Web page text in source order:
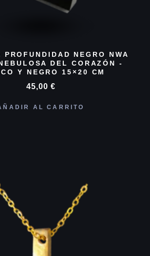
PROFUNDIDAD NEGRO NWA
DEL CORAZÓN -
Y NEGRO 15×20 CM
45,00 €
AL CARRITO